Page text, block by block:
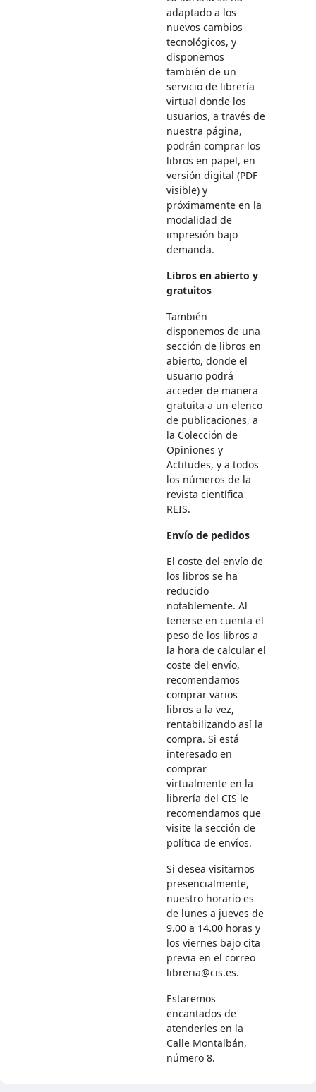
adaptado a los
nuevos cambios
tecnológicos, y
disponemos
también de un
servicio de librería
virtual donde los
usuarios, a través de
nuestra página,
podrán comprar los
libros en papel, en
versión digital (PDF
visible) y
próximamente en la
modalidad de
impresión bajo
demanda.
Libros en abierto y
gratuitos
También
disponemos de una
sección de libros en
abierto, donde el
usuario podrá
acceder de manera
gratuita a un elenco
de publicaciones, a
la Colección de
Opiniones y
Actitudes, y a todos
los números de la
revista científica
REIS.
Envío de pedidos
El coste del envío de
los libros se ha
reducido
notablemente. Al
tenerse en cuenta el
peso de los libros a
la hora de calcular el
coste del envío,
recomendamos
comprar varios
libros a la vez,
rentabilizando así la
compra. Si está
interesado en
comprar
virtualmente en la
librería del CIS le
recomendamos que
visite la sección de
política de envíos.
Si desea visitarnos
presencialmente,
nuestro horario es
de lunes a jueves de
9.00 a 14.00 horas y
los viernes bajo cita
previa en el correo
libreria@cis.es.
Estaremos
encantados de
atenderles en la
Calle Montalbán,
número 8.